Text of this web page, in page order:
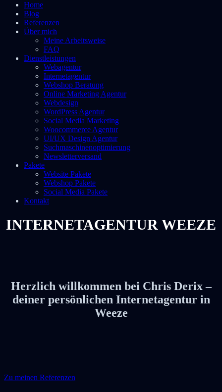
Home
Blog
Referenzen
Über mich
Meine Arbeitsweise
FAQ
Dienstleistungen
Webagentur
Internetagentur
Webshop Beratung
Online Marketing Agentur
Webdesign
WordPress Agentur
Social Media Marketing
Woocommerce Agentur
UI/UX Design Agentur
Suchmaschinenoptimierung
Newsletterversand
Pakete
Website Pakete
Webshop Pakete
Social Media Pakete
Kontakt
INTERNETAGENTUR WEEZE
Herzlich willkommen bei Chris Derix –
deiner persönlichen Internetagentur in
Weeze
Zu meinen Referenzen